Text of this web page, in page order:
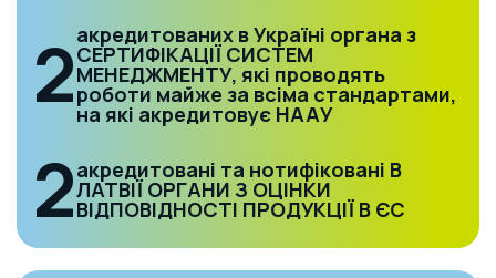
2акредитованих в Україні органа з
СЕРТИФІКАЦІЇ СИСТЕМ
МЕНЕДЖМЕНТУ, які проводять
роботи майже за всіма стандартами,
на які акредитовує НААУ
2акредитовані та нотифіковані В
ЛАТВІЇ ОРГАНИ З ОЦІНКИ
ВІДПОВІДНОСТІ ПРОДУКЦІЇ В ЄС